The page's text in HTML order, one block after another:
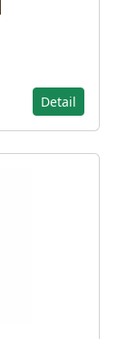
Detail